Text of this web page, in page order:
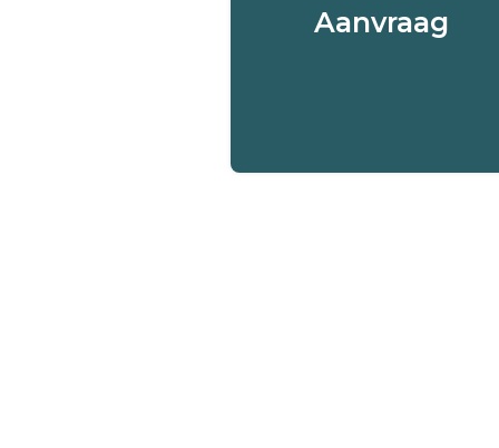
Aanvraag
Ontvang een melding via het
online platform van 3P of via